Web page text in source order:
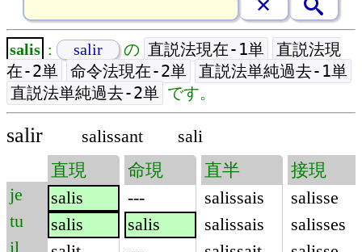
salis : salir の 直説法現在-1単
直説法現
在-2単
命令法現在-2単
直説法単純過去-1単
直説法単純過去-2単 です。
salir salissant sali
je
tu
直現
salis
salis
命現
---
salis
直半
salissais
salissais
接現
salisse
salisses